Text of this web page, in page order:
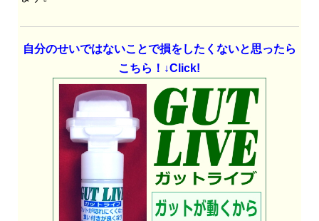
自分のせいではないことで損をしたくないと思ったら
こちら！↓Click!